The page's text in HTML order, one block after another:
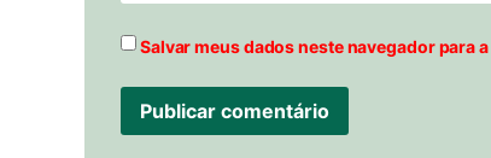
Salvar meus dados neste navegador para